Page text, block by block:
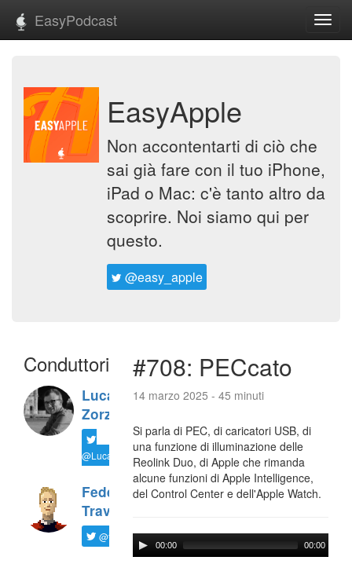
EasyPodcast
EasyApple
Non accontentarti di ciò che
sai già fare con il tuo iPhone,
iPad o Mac: c'è tanto altro da
scoprire. Noi siamo qui per
questo.
@easy_apple
Conduttori
Luca
Zorzi
@LucaTNT
Federico
Travaini
@ftrava
#708: PECcato
14 marzo 2025 - 45 minuti
Si parla di PEC, di caricatori USB, di
una funzione di illuminazione delle
Reolink Duo, di Apple che rimanda
alcune funzioni di Apple Intelligence,
del Control Center e dell'Apple Watch.
00:00 00:00